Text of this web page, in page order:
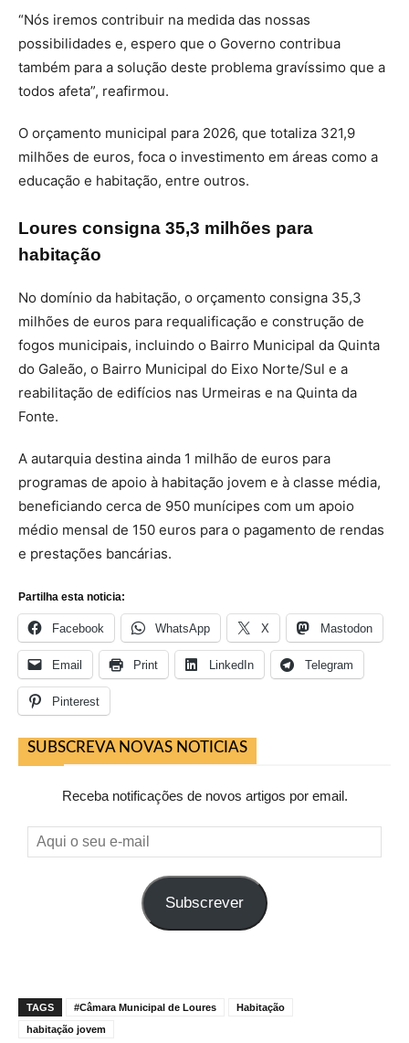
“Nós iremos contribuir na medida das nossas
possibilidades e, espero que o Governo contribua
também para a solução deste problema gravíssimo que a
todos afeta”, reafirmou.
O orçamento municipal para 2026, que totaliza 321,9
milhões de euros, foca o investimento em áreas como a
educação e habitação, entre outros.
Loures consigna 35,3 milhões para
habitação
No domínio da habitação, o orçamento consigna 35,3
milhões de euros para requalificação e construção de
fogos municipais, incluindo o Bairro Municipal da Quinta
do Galeão, o Bairro Municipal do Eixo Norte/Sul e a
reabilitação de edifícios nas Urmeiras e na Quinta da
Fonte.
A autarquia destina ainda 1 milhão de euros para
programas de apoio à habitação jovem e à classe média,
beneficiando cerca de 950 munícipes com um apoio
médio mensal de 150 euros para o pagamento de rendas
e prestações bancárias.
Partilha esta noticia:
Facebook WhatsApp X Mastodon
Email Print LinkedIn Telegram
Pinterest
SUBSCREVA NOVAS NOTICIAS
Receba notificações de novos artigos por email.
Aqui
o
Subscrever
TAGS #Câmara Municipal de Loures
Habitação
habitação jovem